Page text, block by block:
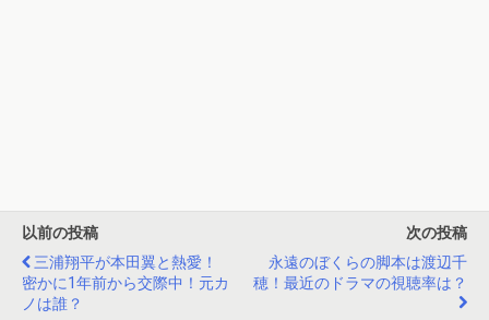
以前の投稿
三浦翔平が本田翼と熱愛！
密かに1年前から交際中！元カ
ノは誰？
次の投稿
永遠のぼくらの脚本は渡辺千
穂！最近のドラマの視聴率は？